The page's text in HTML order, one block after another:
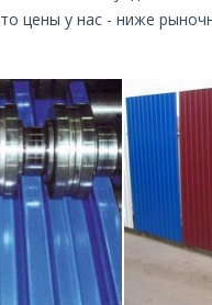
цены у нас - ниже